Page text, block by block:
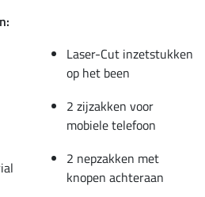
Laser-Cut inzetstukken
op het been
2 zijzakken voor
mobiele telefoon
2 nepzakken met
knopen achteraan